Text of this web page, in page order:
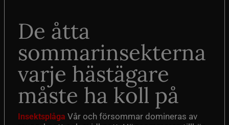
De åtta
sommarinsekterna
varje hästägare
måste ha koll på
Insektsplåga Vår och försommar domineras av